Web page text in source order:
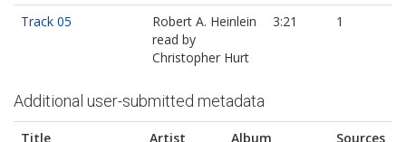
Track 05
Robert A. Heinlein
read by
Christopher Hurt
3:21 1
Additional user-submitted metadata
Title Artist Album
Sources